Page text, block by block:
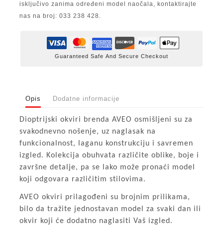
isključivo zanima određeni model naočala, kontaktirajte
nas na broj: 033 238 428.
Guaranteed Safe And Secure Checkout
Opis Dodatne informacije
Dioptrijski okviri brenda AVEO osmišljeni su za
svakodnevno nošenje, uz naglasak na
funkcionalnost, laganu konstrukciju i savremen
izgled. Kolekcija obuhvata različite oblike, boje i
završne detalje, pa se lako može pronaći model
koji odgovara različitim stilovima.
AVEO okviri prilagođeni su brojnim prilikama,
bilo da tražite jednostavan model za svaki dan ili
okvir koji će dodatno naglasiti Vaš izgled.